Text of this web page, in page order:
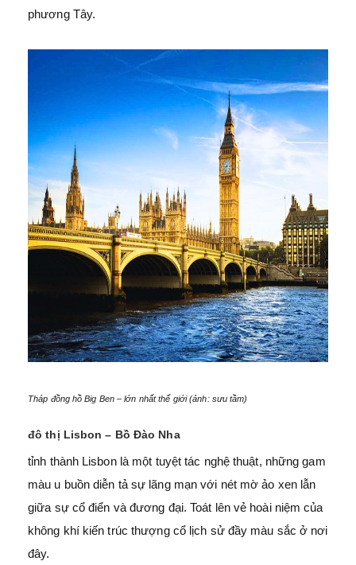
phương Tây.
Tháp đồng hồ Big Ben – lớn nhất thế giới (ảnh: sưu tầm)
đô thị Lisbon – Bồ Đào Nha
tỉnh thành Lisbon là một tuyệt tác nghệ thuật, những gam
màu u buồn diễn tả sự lãng mạn với nét mờ ảo xen lẫn
giữa sự cổ điển và đương đại. Toát lên vẻ hoài niệm của
không khí kiến trúc thượng cổ lịch sử đầy màu sắc ở nơi
đây.